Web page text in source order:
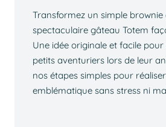
Transformez un simple brownie
spectaculaire gâteau Totem
Une idée originale et facile
petits aventuriers lors de leur
nos étapes simples pour
emblématique sans stress ni